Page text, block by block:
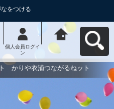
をつける
個人会員ログイ
ン
衣浦定住自立
圏 市民活動情
報サイト かり
や衣浦つながる
ねットへ戻る
かりや衣浦つながるねット